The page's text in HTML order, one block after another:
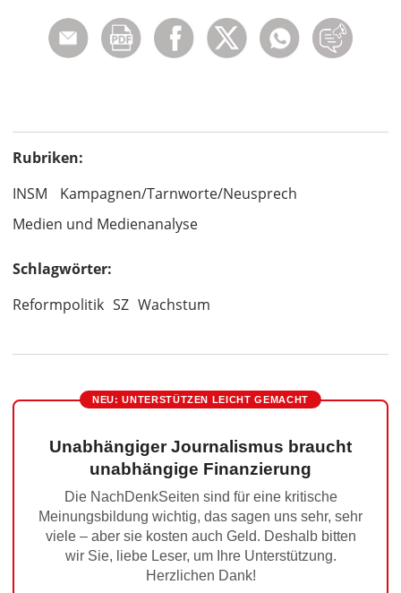
Rubriken:
INSM
Kampagnen/Tarnworte/Neusprech
Medien und Medienanalyse
Schlagwörter:
Reformpolitik SZ Wachstum
NEU: UNTERSTÜTZEN LEICHT GEMACHT
Unabhängiger Journalismus braucht
unabhängige Finanzierung
Die NachDenkSeiten sind für eine kritische
Meinungsbildung wichtig, das sagen uns sehr, sehr
viele – aber sie kosten auch Geld. Deshalb bitten
wir Sie, liebe Leser, um Ihre Unterstützung.
Herzlichen Dank!